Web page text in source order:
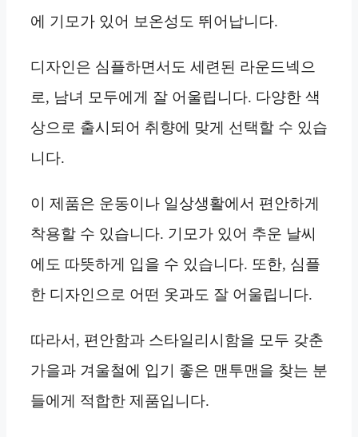
에 기모가 있어 보온성도 뛰어납니다.
디자인은 심플하면서도 세련된 라운드넥으
로, 남녀 모두에게 잘 어울립니다. 다양한 색
상으로 출시되어 취향에 맞게 선택할 수 있습
니다.
이 제품은 운동이나 일상생활에서 편안하게
착용할 수 있습니다. 기모가 있어 추운 날씨
에도 따뜻하게 입을 수 있습니다. 또한, 심플
한 디자인으로 어떤 옷과도 잘 어울립니다.
따라서, 편안함과 스타일리시함을 모두 갖춘
가을과 겨울철에 입기 좋은 맨투맨을 찾는 분
들에게 적합한 제품입니다.